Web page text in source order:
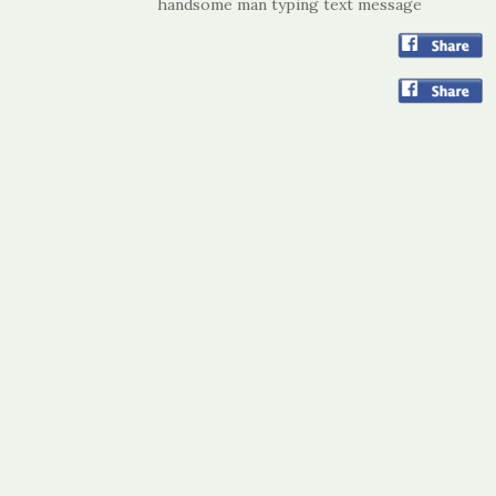
handsome man typing text message